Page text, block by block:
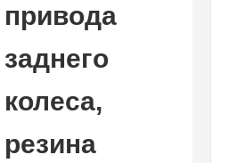
привода
заднего
колеса,
резина